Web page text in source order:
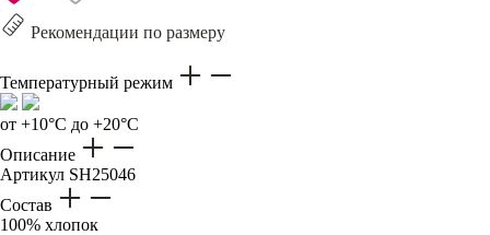
Рекомендации по размеру
Температурный режим
от +10°C до +20°C
Описание
Артикул SH25046
Состав
100% хлопок